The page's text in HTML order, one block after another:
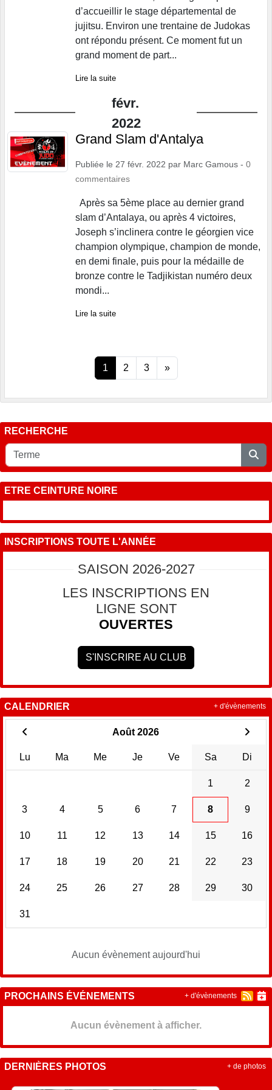
d’accueillir le stage départemental de
jujitsu. Environ une trentaine de Judokas
ont répondu présent. Ce moment fut un
grand moment de part...
Lire la suite
févr.
2022
Grand Slam d'Antalya
Publiée le 27 févr. 2022 par Marc Gamous - 0
commentaires
Après sa 5ème place au dernier grand
slam d’Antalaya, ou après 4 victoires,
Joseph s’inclinera contre le géorgien vice
champion olympique, champion de monde,
en demi finale, puis pour la médaille de
bronze contre le Tadjikistan numéro deux
mondi...
Lire la suite
1 2 3 »
RECHERCHE
ETRE CEINTURE NOIRE
INSCRIPTIONS TOUTE L'ANNÉE
SAISON 2026-2027
LES INSCRIPTIONS EN
LIGNE SONT
OUVERTES
S'INSCRIRE AU CLUB
CALENDRIER
Août 2026
Lu Ma Me Je Ve Sa Di
1 2
3 4 5 6 7 8 9
10 11 12 13 14 15 16
17 18 19 20 21 22 23
24 25 26 27 28 29 30
31
Aucun évènement aujourd'hui
+ d'évènements
PROCHAINS ÉVÉNEMENTS
Aucun évènement à afficher.
+ d'évènements
DERNIÈRES PHOTOS + de photos